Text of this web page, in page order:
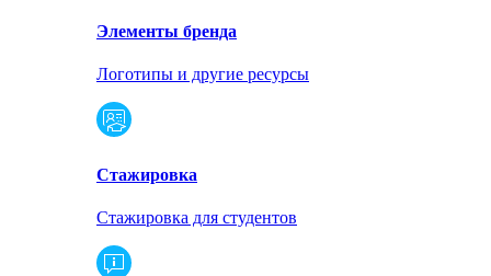
Элементы бренда
Логотипы и другие ресурсы
Стажировка
Стажировка для студентов